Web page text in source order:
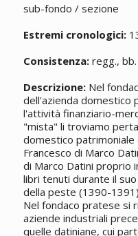
sub-fondo / sezione
Estremi cronologici:
Consistenza:regg., bb.
Descrizione:Nel
dell'azienda domestico
l'attività finanziario-
"mista" li troviamo
domestico patrimoniale
Francesco di Marco
di Marco Datini proprio
libri tenuti durante il
della peste (1390-
Nel fondaco pratese si
aziende industriali
quelle datiniane, cui